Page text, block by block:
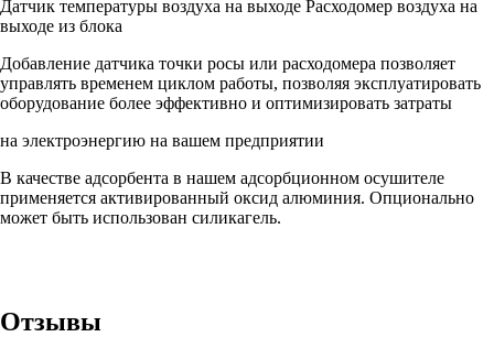
Датчик температуры воздуха на выходе Расходомер воздуха на
выходе из блока
Добавление датчика точки росы или расходомера позволяет
управлять временем циклом работы, позволяя эксплуатировать
оборудование более эффективно и оптимизировать затраты
на электроэнергию на вашем предприятии
В качестве адсорбента в нашем адсорбционном осушителе
применяется активированный оксид алюминия. Опционально
может быть использован силикагель.
Отзывы